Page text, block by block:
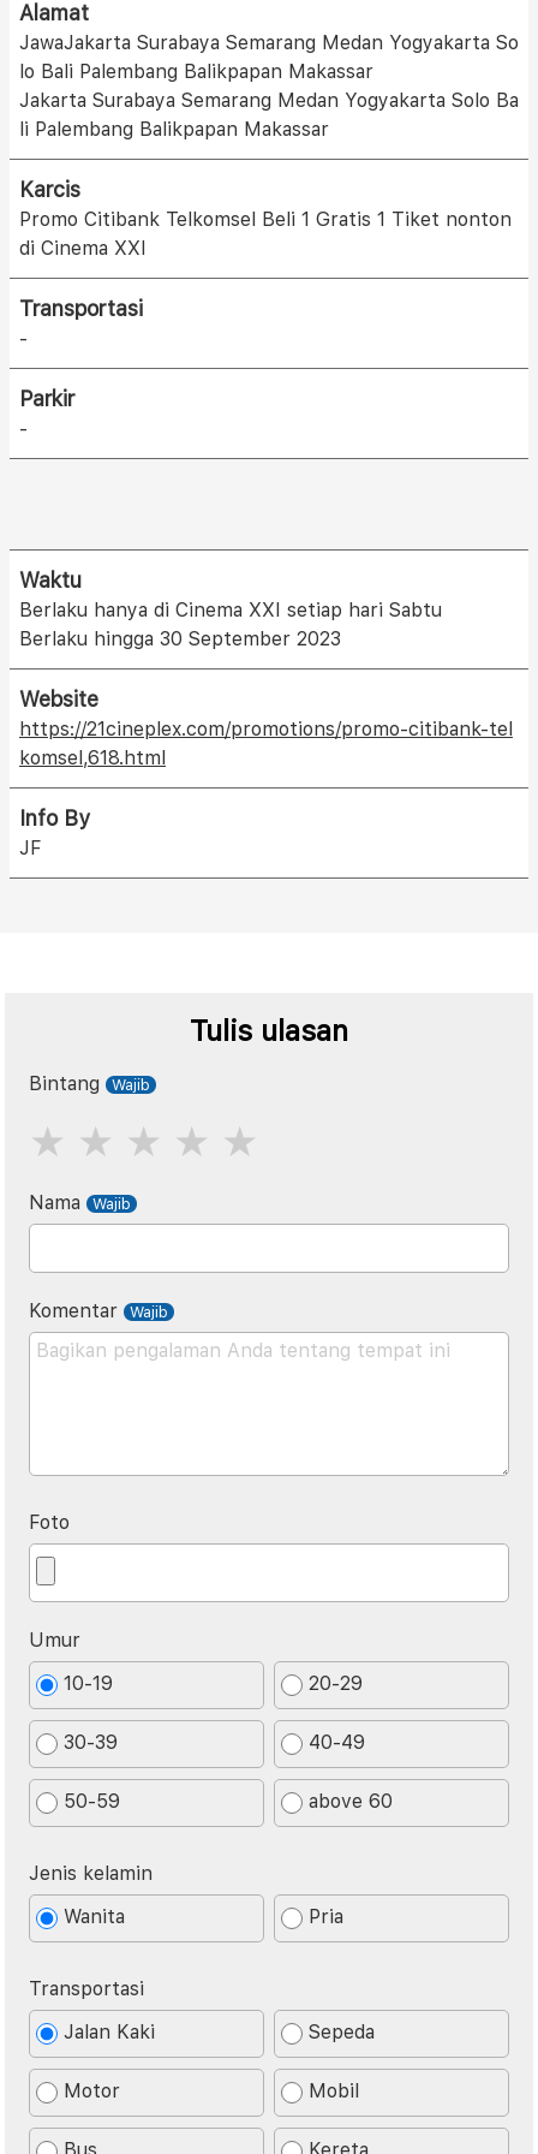
Alamat
JawaJakarta Surabaya Semarang Medan Yogyakarta So
lo Bali Palembang Balikpapan Makassar
Jakarta Surabaya Semarang Medan Yogyakarta Solo Ba
li Palembang Balikpapan Makassar
Karcis
Promo Citibank Telkomsel Beli 1 Gratis 1 Tiket nonton
di Cinema XXI
Transportasi
-
Parkir
-
Waktu
Berlaku hanya di Cinema XXI setiap hari Sabtu
Berlaku hingga 30 September 2023
Website
https://21cineplex.com/promotions/promo-citibank-tel
komsel,618.html
Info By
JF
Tulis ulasan
Bintang
Nama
Komentar
Foto
Umur
10-19
20-29
30-39 40-49
50-59 above 60
Jenis kelamin
Wanita
Pria
Transportasi
Jalan Kaki
Sepeda
Motor Mobil